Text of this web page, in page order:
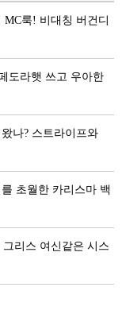
룩! 비대칭 버건디
도라햇 쓰고 우아한
나? 스트라이프와
초월한 카리스마 백
리스 여신같은 시스